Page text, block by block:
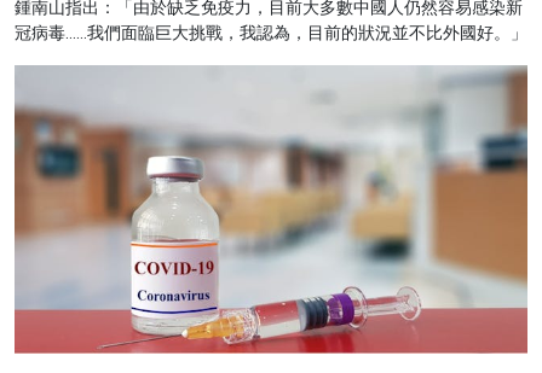
鍾南山指出：「由於缺乏免疫力，目前大多數中國人仍然容易感染新
冠病毒……我們面臨巨大挑戰，我認為，目前的狀況並不比外國好。」